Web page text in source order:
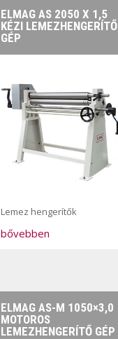
ELMAG AS 2050 X 1,5
KÉZI LEMEZHENGERÍTŐ
GÉP
Lemez hengerítők
bővebben
ELMAG AS-M 1050×3,0
MOTOROS
LEMEZHENGERÍTŐ GÉP